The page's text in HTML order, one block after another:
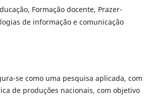
Formação docente, Prazer-
de informação e comunicação
se como uma pesquisa aplicada, com
de produções nacionais, com objetivo